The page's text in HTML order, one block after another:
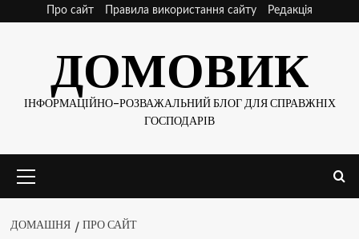
Про сайт Правила використання сайту Редакція
ДОМОВИК
ІНФОРМАЦІЙНО-РОЗВАЖАЛЬНИЙ БЛОГ ДЛЯ СПРАВЖНІХ
ГОСПОДАРІВ
меню
ДОМАШНЯ ПРО САЙТ